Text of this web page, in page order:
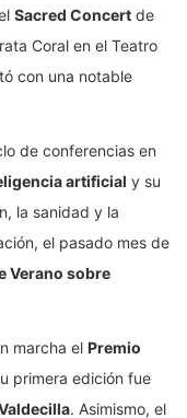
Sacred Concert de
Coral en el Teatro
con una notable
de conferencias en
artificial y su
la sanidad y la
el pasado mes de
Verano sobre
marcha el Premio
primera edición fue
. Asimismo, el